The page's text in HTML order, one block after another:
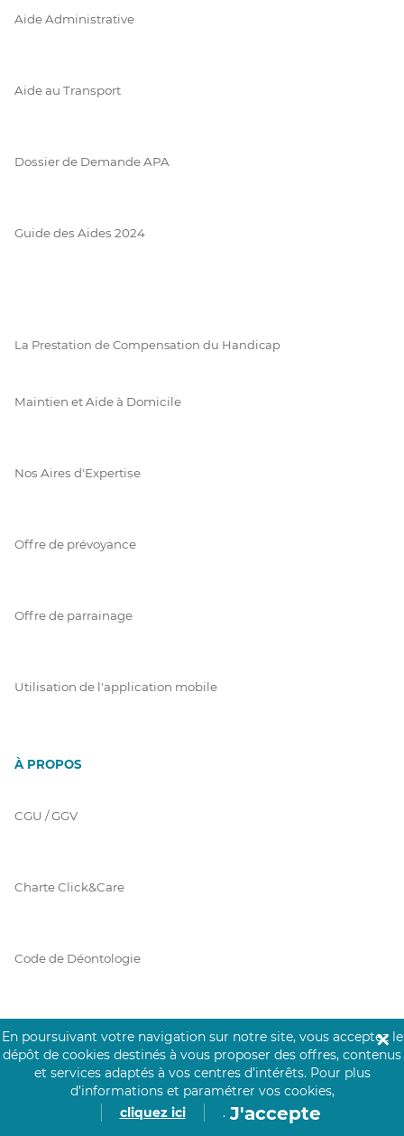
Aide Administrative
Aide au Transport
Dossier de Demande APA
Guide des Aides 2024
La Prestation de Compensation du Handicap
Maintien et Aide à Domicile
Nos Aires d'Expertise
Offre de prévoyance
Offre de parrainage
Utilisation de l'application mobile
À PROPOS
CGU / GGV
Charte Click&Care
Code de Déontologie
Mentions Légales
Prérequis Click&Care
En poursuivant votre navigation sur notre site, vous acceptez le
dépôt de cookies destinés à vous proposer des offres, contenus
et services adaptés à vos centres d’intérêts. Pour plus
d’informations et paramétrer vos cookies,
cliquez ici
. J'accepte
✕